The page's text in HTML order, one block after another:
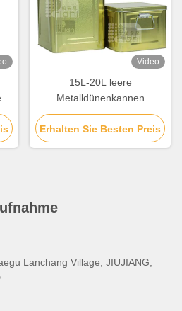
Video
15L-20L leere
Metalldünenkannen
Kochöldünenkannenbehälter
für Teepakete
Erhalten Sie Besten Preis
Lanchang Village, JIUJIANG,